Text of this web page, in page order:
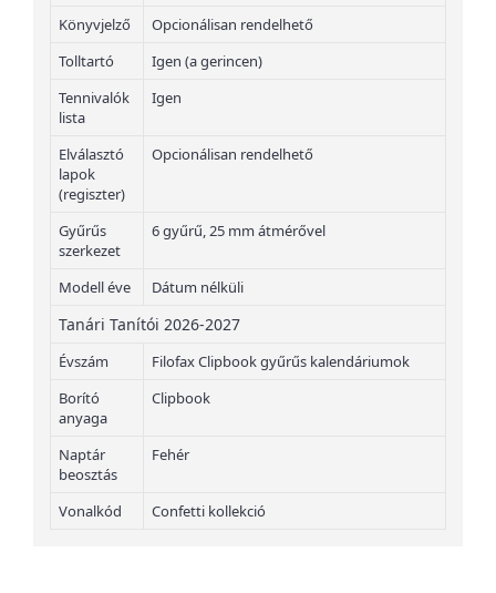
Könyvjelző
Opcionálisan rendelhető
Tolltartó
Igen (a gerincen)
Tennivalók
lista
Igen
Elválasztó
lapok
(regiszter)
Opcionálisan rendelhető
Gyűrűs
szerkezet
6 gyűrű, 25 mm átmérővel
Modell éve Dátum nélküli
Tanári Tanítói 2026-2027
Évszám
Filofax Clipbook gyűrűs kalendáriumok
Borító
anyaga
Clipbook
Naptár
beosztás
Fehér
Vonalkód Confetti kollekció